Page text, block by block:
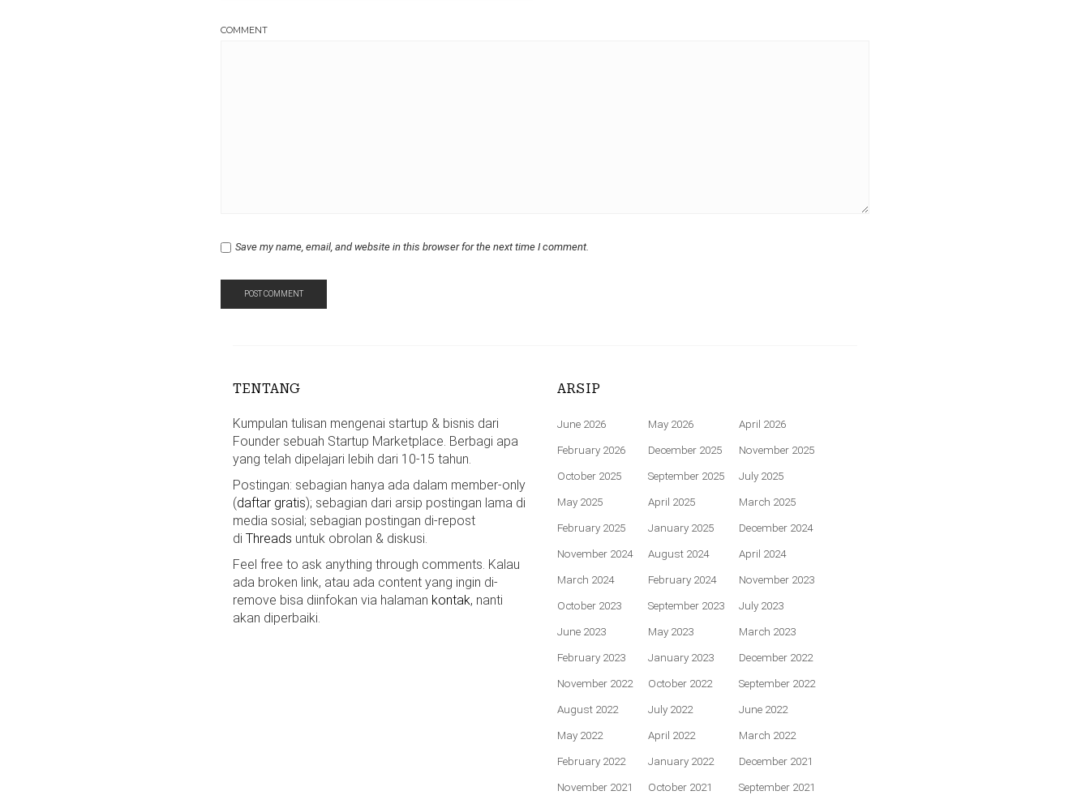
COMMENT
Save my name, email, and website in this browser for the next time I comment.
TENTANG
Kumpulan tulisan mengenai startup & bisnis dari
Founder sebuah Startup Marketplace. Berbagi apa
yang telah dipelajari lebih dari 10-15 tahun.
Postingan: sebagian hanya ada dalam member-only
(daftar gratis); sebagian dari arsip postingan lama di
media sosial; sebagian postingan di-repost
di Threads untuk obrolan & diskusi.
Feel free to ask anything through comments. Kalau
ada broken link, atau ada content yang ingin di-
remove bisa diinfokan via halaman kontak, nanti
akan diperbaiki.
ARSIP
June 2026 May 2026
April 2026
February 2026
December 2025
November 2025
October 2025
September 2025
July 2025
May 2025
April 2025
March 2025
February 2025
January 2025
December 2024
November 2024
August 2024
April 2024
March 2024
February 2024
November 2023
October 2023
September 2023
July 2023
June 2023
May 2023
March 2023
February 2023
January 2023
December 2022
November 2022
October 2022
September 2022
August 2022
July 2022
June 2022
May 2022
April 2022
March 2022
February 2022
January 2022
December 2021
November 2021
October 2021
September 2021